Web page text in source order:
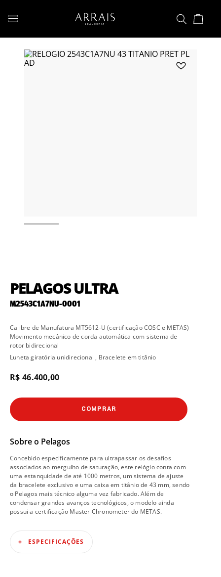
PELAGOS ULTRA
M2543C1A7NU-0001
Calibre de Manufatura MT5612-U (certificação COSC e METAS)
Movimento mecânico de corda automática com sistema de
rotor bidirecional
Luneta giratória unidirecional , Bracelete em titânio
R$ 46.400,00
COMPRAR
Sobre o Pelagos
Concebido especificamente para ultrapassar os desafios
associados ao mergulho de saturação, este relógio conta com
uma estanquidade de até 1000 metros, um sistema de ajuste
da bracelete exclusivo e uma caixa em titânio de 43 mm, sendo
o Pelagos mais técnico alguma vez fabricado. Além de
condensar grandes avanços tecnológicos, o modelo ainda
possui a certificação Master Chronometer do METAS.
ESPECIFICAÇÕES